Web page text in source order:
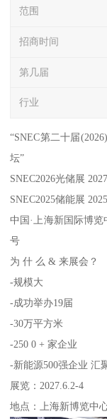
范围
招商时间
第几届
行业
“SNEC第二十届
坛”
SNEC2026光储展
SNEC2025储能展
中国·上海新国际博
号
为 什 么 & 来展会？
-规模大
-成功举办19届
-30万平方米
-250 0 + 家企业
-新能源500强企业 汇
展览：2027.6.2-4
地点：上海新博览中